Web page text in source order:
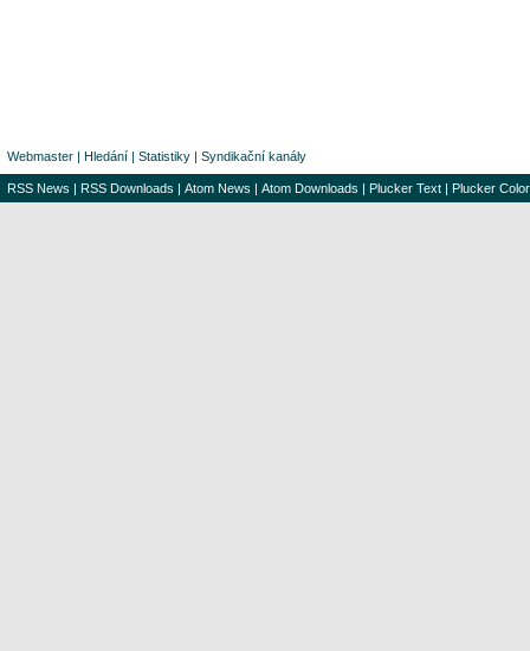
Webmaster | Hledání | Statistiky | Syndikační kanály
RSS News | RSS Downloads | Atom News | Atom Downloads | Plucker Text | Plucker Color